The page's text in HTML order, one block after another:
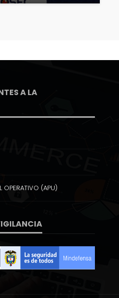
A LA
OPERATIVO (APU)